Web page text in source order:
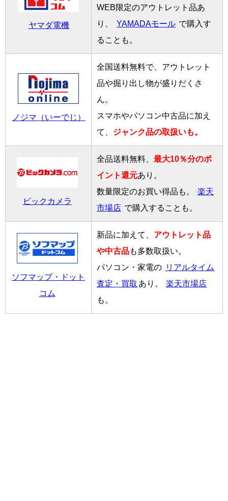
ヤマダ電機
WEB限定のアウトレット品あ
り、
YAMADAモール で購入す
ることも。
ノジマ（いーでじ）
全国送料無料で、アウトレット
品や掘り出し物が盛りだくさ
ん。
スマホやパソコン中古品に加え
て、 ジャンク品の取扱いも。
ビックカメラ
全品送料無料、 最大10％分のポ
イント還元あり。
数量限定のお買い得品も。
楽天
市場店 で購入することも。
ソフマップ・ドット
コム
新品に加えて、 アウトレット品
や中古品も多数取扱い。
パソコン・家電の リアルタイム
査定・買取 あり。
楽天市場店
も。